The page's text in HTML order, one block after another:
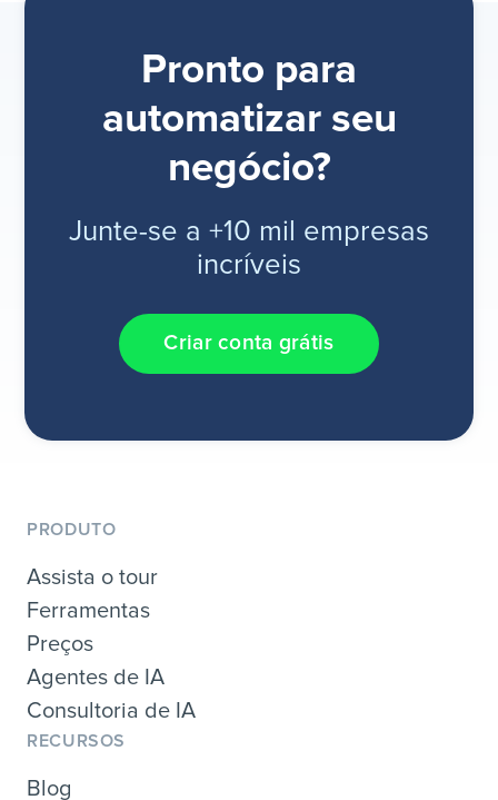
Pronto para
automatizar seu
negócio?
Junte-se a +10 mil empresas
incríveis
Criar conta grátis
PRODUTO
Assista o tour
Ferramentas
Preços
Agentes de IA
Consultoria de IA
RECURSOS
Blog